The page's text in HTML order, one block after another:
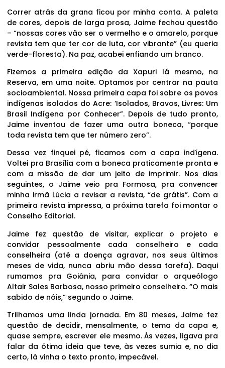
Correr atrás da grana ficou por minha conta. A paleta
de cores, depois de larga prosa, Jaime fechou questão
– “nossas cores vão ser o vermelho e o amarelo, porque
revista tem que ter cor de luta, cor vibrante” (eu queria
verde-floresta). Na paz, acabei enfiando um branco.
Fizemos a primeira edição da Xapuri lá mesmo, na
Reserva, em uma noite. Optamos por centrar na pauta
socioambiental. Nossa primeira capa foi sobre os povos
indígenas isolados do Acre: ‘Isolados, Bravos, Livres: Um
Brasil Indígena por Conhecer”. Depois de tudo pronto,
Jaime inventou de fazer uma outra boneca, “porque
toda revista tem que ter número zero”.
Dessa vez finquei pé, ficamos com a capa indígena.
Voltei pra Brasília com a boneca praticamente pronta e
com a missão de dar um jeito de imprimir. Nos dias
seguintes, o Jaime veio pra Formosa, pra convencer
minha irmã Lúcia a revisar a revista, “de grátis”. Com a
primeira revista impressa, a próxima tarefa foi montar o
Conselho Editorial.
Jaime fez questão de visitar, explicar o projeto e
convidar pessoalmente cada conselheiro e cada
conselheira (até a doença agravar, nos seus últimos
meses de vida, nunca abriu mão dessa tarefa). Daqui
rumamos pra Goiânia, para convidar o arqueólogo
Altair Sales Barbosa, nosso primeiro conselheiro. “O mais
sabido de nóis,” segundo o Jaime.
Trilhamos uma linda jornada. Em 80 meses, Jaime fez
questão de decidir, mensalmente, o tema da capa e,
quase sempre, escrever ele mesmo. Às vezes, ligava pra
falar da ótima ideia que teve, às vezes sumia e, no dia
certo, lá vinha o texto pronto, impecável.